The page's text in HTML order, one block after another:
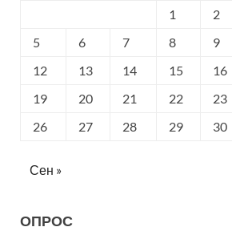
1
2
5
6 7 8 9
12
13 14 15 16
19
20 21 22 23
26
27 28 29 30
Сен »
ОПРОС